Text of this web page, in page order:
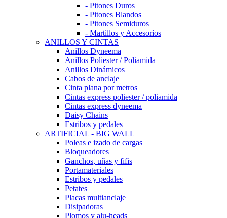
- Pitones Duros
- Pitones Blandos
- Pitones Semiduros
- Martillos y Accesorios
ANILLOS Y CINTAS
Anillos Dyneema
Anillos Poliester / Poliamida
Anillos Dinámicos
Cabos de anclaje
Cinta plana por metros
Cintas express poliester / poliamida
Cintas express dyneema
Daisy Chains
Estribos y pedales
ARTIFICIAL - BIG WALL
Poleas e izado de cargas
Bloqueadores
Ganchos, uñas y fifis
Portamateriales
Estribos y pedales
Petates
Placas multianclaje
Disipadoras
Plomos y alu-heads